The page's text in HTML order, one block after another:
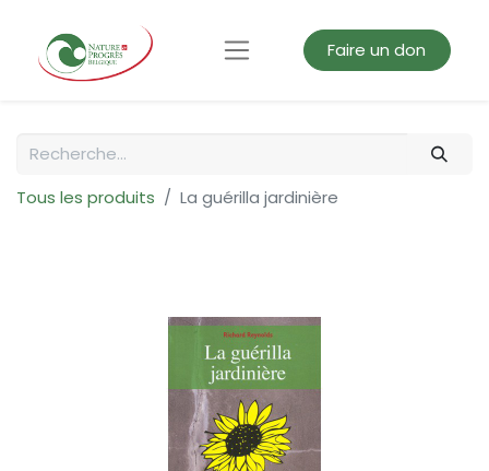
Faire un don
Tous les produits La guérilla jardinière